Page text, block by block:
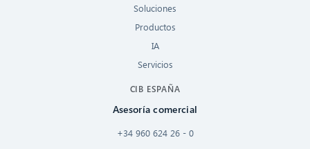
Soluciones
Productos
IA
Servicios
CIB ESPAÑA
Asesoría comercial
+34 960 624 26 - 0